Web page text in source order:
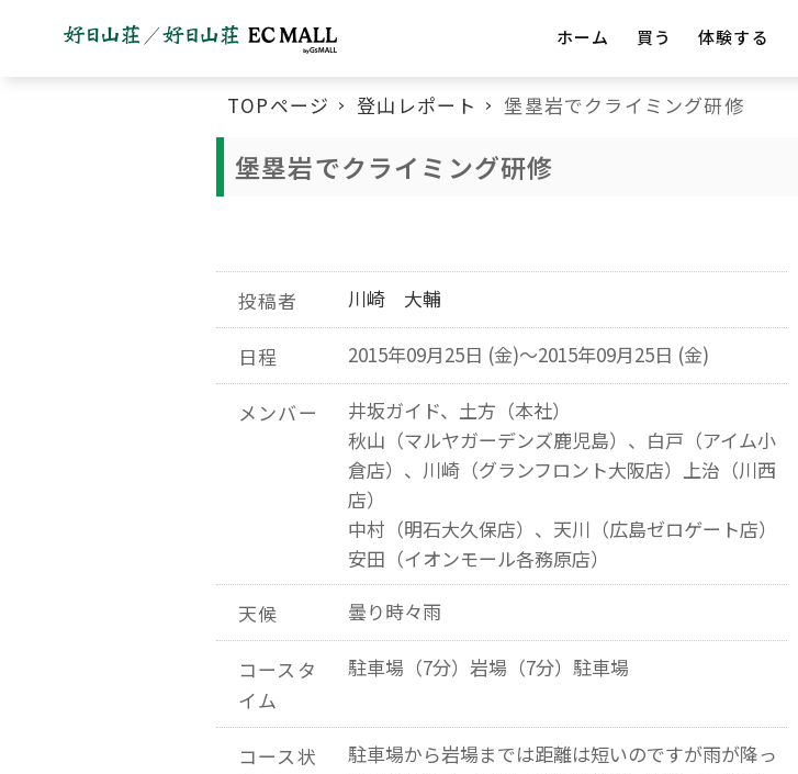
ホーム 買う 体験する
TOPページ 登山レポート 堡塁岩でクライミング研修
堡塁岩でクライミング研修
投稿者 川崎 大輔
日程 2015年09月25日 (金)～2015年09月25日 (金)
メンバー
井坂ガイド、土方（本社）
秋山（マルヤガーデンズ鹿児島）、白戸（アイム小
倉店）、川崎（グランフロント大阪店）上治（川西
店）
中村（明石大久保店）、天川（広島ゼロゲート店）
安田（イオンモール各務原店）
天候
曇り時々雨
コースタ
イム
駐車場（7分）岩場（7分）駐車場
コース状
駐車場から岩場までは距離は短いのですが雨が降っ